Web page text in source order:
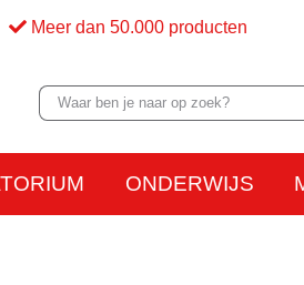
Meer dan 50.000 producten
ONDERWIJS